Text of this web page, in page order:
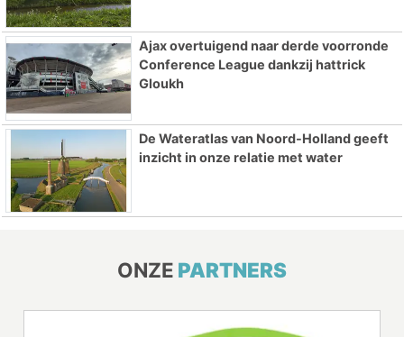
Ajax overtuigend naar derde voorronde
Conference League dankzij hattrick
Gloukh
De Wateratlas van Noord-Holland geeft
inzicht in onze relatie met water
ONZE PARTNERS